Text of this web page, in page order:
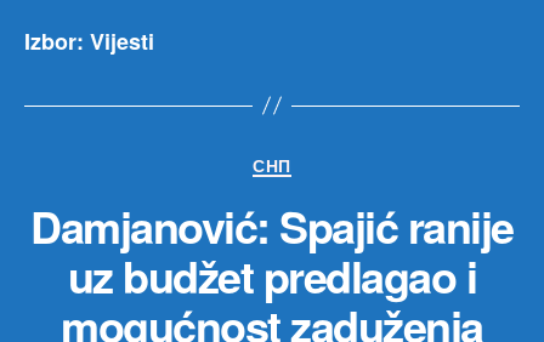
Izbor: Vijesti
Категорије
СНП
Damjanović: Spajić ranije
uz budžet predlagao i
mogućnost zaduženja